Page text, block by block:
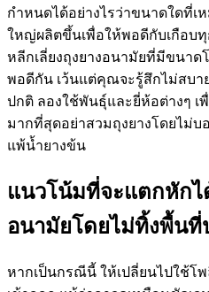
กำหนดได้อย่างไรว่าขนาดใดที่
ใหญ่ผลิตขึ้นเพื่อให้พอดีกับเกือบ
หลีกเลี่ยงถุงยางอนามัยที่มีขนา
พอดีกัน เว้นแต่คุณจะรู้สึกไม่สบา
ปกติ ลองใช้พันธุ์และยี่ห้อต่างๆ
มากที่สุดอย่าสวมถุงยางโดยไม่
แพ้น้ำยางข้น
แนวโน้มที่จะแตกหักไ
อนามัยโดยไม่ทิ้งพื้น
หากเป็นกรณีนี้ ให้เปลี่ยนไปใช้โ